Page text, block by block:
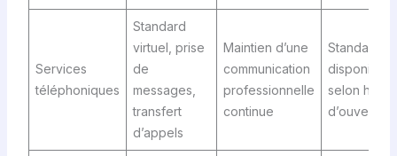
Services
téléphoniques
Standard
virtuel, prise
de
messages,
transfert
d’appels
Maintien d’une
communication
professionnelle
continue
disponibles
selon
d’ouverture